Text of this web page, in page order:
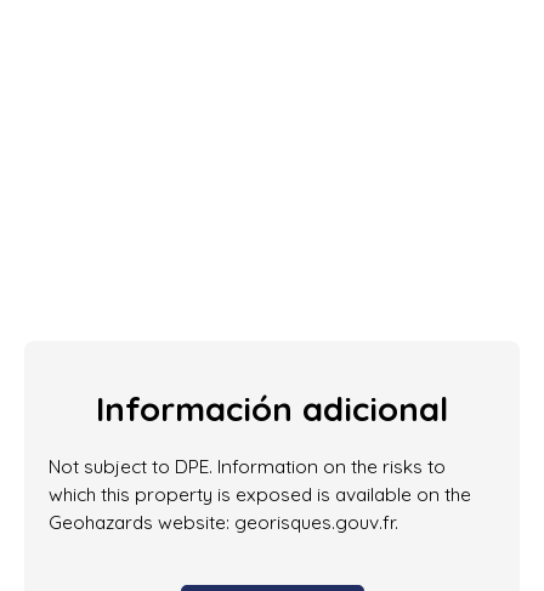
Información adicional
Not subject to DPE. Information on the risks to
which this property is exposed is available on the
Geohazards website: georisques.gouv.fr.